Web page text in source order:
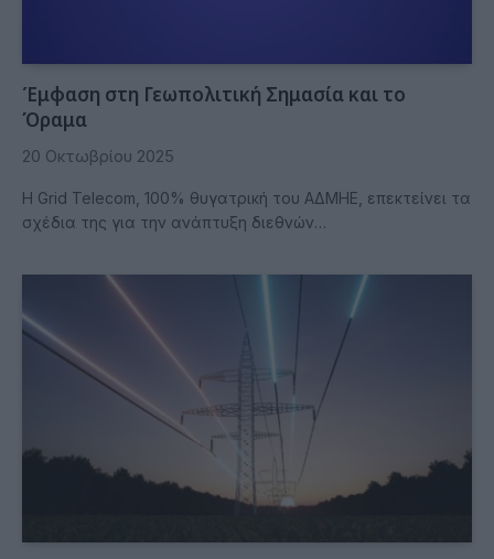
Έμφαση στη Γεωπολιτική Σημασία και το
Όραμα
20 Οκτωβρίου 2025
Η Grid Telecom, 100% θυγατρική του ΑΔΜΗΕ, επεκτείνει τα
σχέδια της για την ανάπτυξη διεθνών…